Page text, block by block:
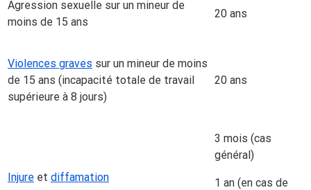
Agression sexuelle sur un mineur de
moins de 15 ans
20 ans
Violences graves sur un mineur de moins
de 15 ans (incapacité totale de travail
supérieure à 8 jours)
20 ans
Injure et diffamation
3 mois (cas
général)
1 an (en cas de